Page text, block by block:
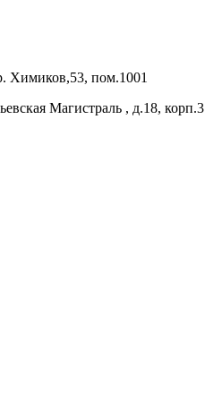
Химиков,53, пом.1001
Магистраль , д.18, корп.3